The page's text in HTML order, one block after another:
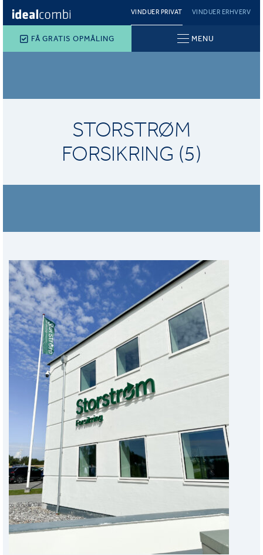
VINDUER PRIVAT VINDUER ERHVERV
FÅ GRATIS OPMÅLING MENU
STORSTRØM
FORSIKRING (5)